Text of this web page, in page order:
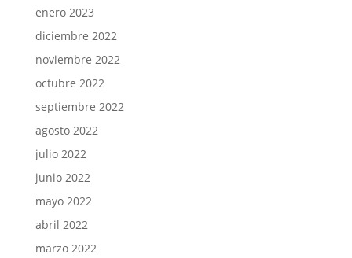
enero 2023
diciembre 2022
noviembre 2022
octubre 2022
septiembre 2022
agosto 2022
julio 2022
junio 2022
mayo 2022
abril 2022
marzo 2022